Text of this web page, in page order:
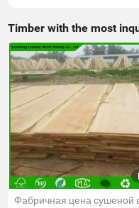
Timber with the most
Фабричная цена сушеной